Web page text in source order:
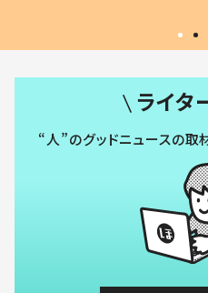
ライタ
“人”のグッドニュースの取